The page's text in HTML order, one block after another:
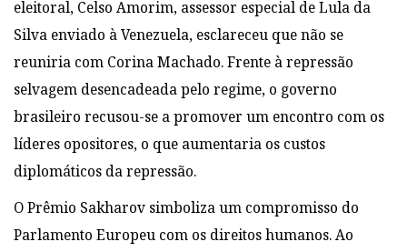
eleitoral, Celso Amorim, assessor especial de Lula da
Silva enviado à Venezuela, esclareceu que não se
reuniria com Corina Machado. Frente à repressão
selvagem desencadeada pelo regime, o governo
brasileiro recusou-se a promover um encontro com os
líderes opositores, o que aumentaria os custos
diplomáticos da repressão.
O Prêmio Sakharov simboliza um compromisso do
Parlamento Europeu com os direitos humanos. Ao